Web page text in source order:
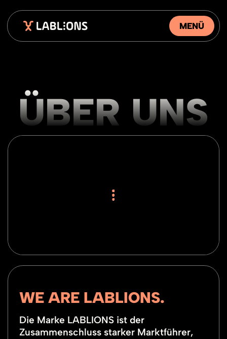
MENÜ
ÜBER UNS
WE ARE LABLIONS.
Die Marke LABLIONS ist der
Zusammenschluss starker Marktführer,